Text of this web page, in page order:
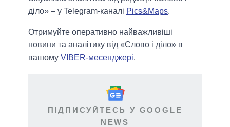
діло» – у Telegram-каналі Pics&Maps.
Отримуйте оперативно найважливіші
новини та аналітику від «Слово і діло» в
вашому VIBER-месенджері.
ПІДПИСУЙТЕСЬ У GOOGLE
NEWS